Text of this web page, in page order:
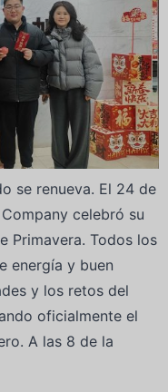
se renueva. El 24 de
celebró su
Primavera. Todos los
energía y buen
y los retos del
oficialmente el
A las 8 de la